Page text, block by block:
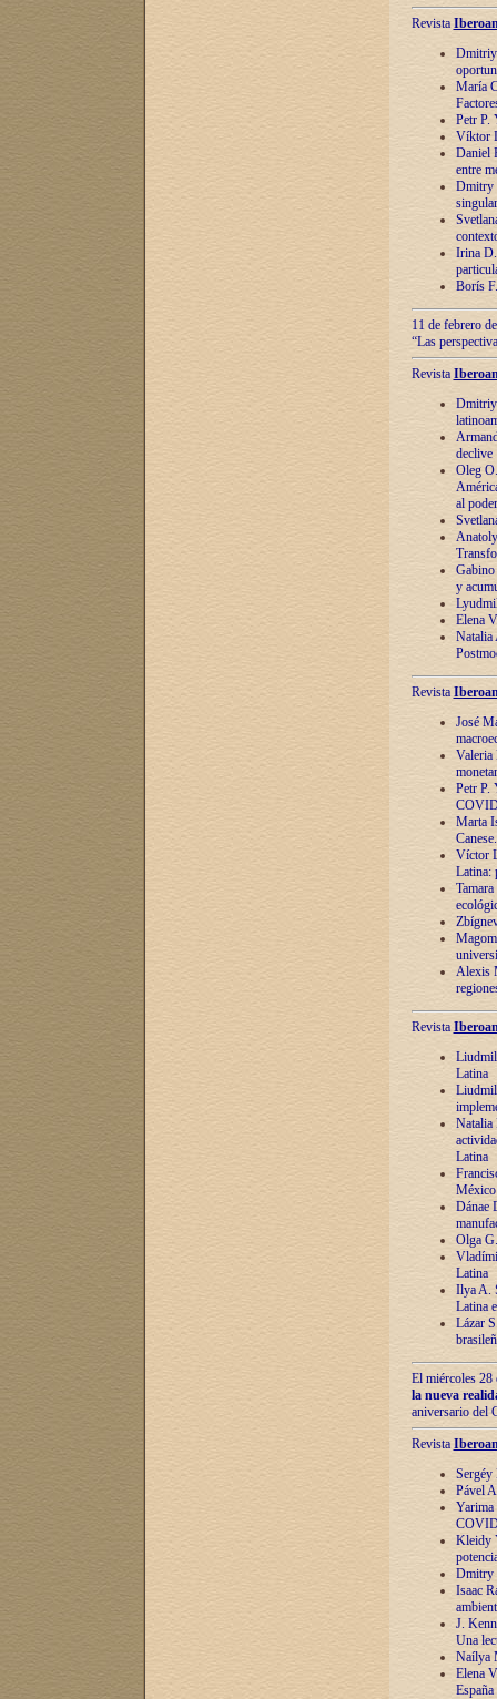
Revista
Dmitriy
María
Petr P.
Víktor
Daniel
entre
Dmitry
Irina
Borís
11 de febrero
“Las
Revista
Dmitriy
declive
Oleg
al poder
y
Elena
Natalia
Revista
José
Valeria
Petr P.
Marta
Víctor
Latina:
Alexis
Revista
Latina
Natalia
Latina
México
Dánae
Olga
Latina
Ilya A.
Latina
Lázar
El miércoles 28
la nueva
aniversario del
Revista
Sergéy
Pável
Yarima
Kleidy
Dmitry
Isaac
J.
Una
Naílya
Elena
España